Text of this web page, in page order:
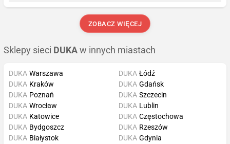
ZOBACZ WIĘCEJ
Sklepy sieci DUKA w innych miastach
DUKA Warszawa
DUKA Kraków
DUKA Poznań
DUKA Wrocław
DUKA Łódź
DUKA Gdańsk
DUKA Szczecin
DUKA Lublin
DUKA Katowice
DUKA Bydgoszcz
DUKA Białystok
DUKA Częstochowa
DUKA Rzeszów
DUKA Gdynia